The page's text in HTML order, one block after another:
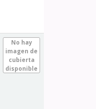
No hay
imagen de
cubierta
disponible